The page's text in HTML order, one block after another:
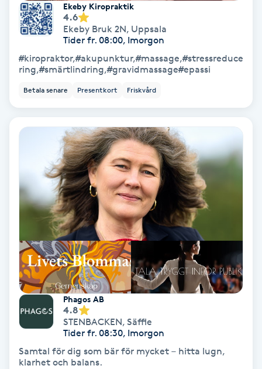
Torr hårbotten
Torrborstning
Triggerpunktsmassage
Tvätt & Fön
Vaccination
Vampyrbehandling
Vaxning
Vaxning brasiliansk
Veterinär
Ekeby Kiropraktik
4.6
Ekeby Bruk 2N, Uppsala
Tider fr. 08:00, Imorgon
#kiropraktor,#akupunktur,#massage,#stressreduce
ring,#smärtlindring,#gravidmassage#epassi
Betala senare Presentkort Friskvård
Phagos AB
4.8
STENBACKEN, Säffle
Tider fr. 08:30, Imorgon
Samtal för dig som bär för mycket – hitta lugn,
klarhet och balans.